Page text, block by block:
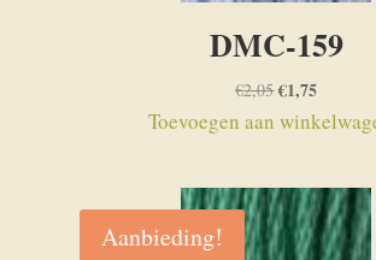
DMC-159
€2,05Oorspronkelijke
prijs
€1,75Huidige
prijs
Toevoegen aan
Aanbieding!